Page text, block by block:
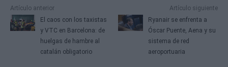
Artículo anterior
El caos con los taxistas
y VTC en Barcelona: de
huelgas de hambre al
catalán obligatorio
Artículo siguiente
Ryanair se enfrenta a
Óscar Puente, Aena y su
sistema de red
aeroportuaria